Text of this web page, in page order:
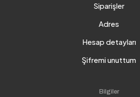
Siparişler
Adres
Hesap detayları
Şifremi unuttum
Bilgiler